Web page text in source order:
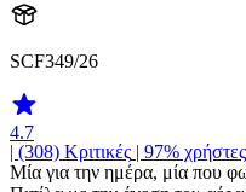
SCF349/26
4.7
| (308) Κριτικές | 97%
Μία για την ημέρα, μία που